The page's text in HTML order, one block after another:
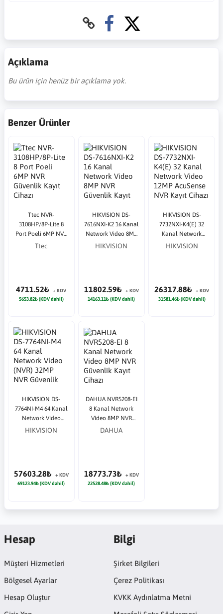
Açıklama
Bu ürün için henüz bir açıklama yok.
Benzer Ürünler
Ttec NVR-
3108HP/8P-Lite 8
Port Poeli 6MP NVR
Güvenlik Kayıt
Ttec
4711.52₺
+ KDV
5653.82₺ (KDV dahil)
HIKVISION DS-
7616NXI-K2 16 Kanal
Network Video 8MP
NVR Güvenlik Kayıt
HIKVISION
11802.59₺
+ KDV
14163.11₺ (KDV dahil)
HIKVISION DS-
7732NXI-K4(E) 32
Kanal Network
Video 12MP
HIKVISION
26317.88₺
+ KDV
31581.46₺ (KDV dahil)
HIKVISION DS-
7764NI-M4 64 Kanal
Network Video
(NVR) 32MP NVR
HIKVISION
57603.28₺
+ KDV
69123.94₺ (KDV dahil)
DAHUA NVR5208-EI
8 Kanal Network
Video 8MP NVR
Güvenlik Kayıt
DAHUA
18773.73₺
+ KDV
22528.48₺ (KDV dahil)
Hesap
Müşteri Hizmetleri
Bölgesel Ayarlar
Hesap Oluştur
Bilgi
Şirket Bilgileri
Çerez Politikası
KVKK Aydınlatma Metni